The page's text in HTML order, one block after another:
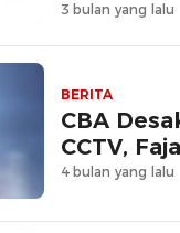
3 bulan yang lalu
BERITA
CBA
CCTV,
4 bulan yang lalu